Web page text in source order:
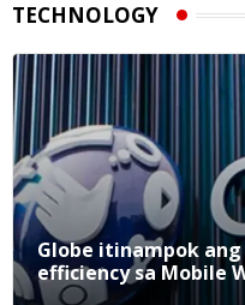
TECHNOLOGY
Globe itinampok
efficiency sa Mobile